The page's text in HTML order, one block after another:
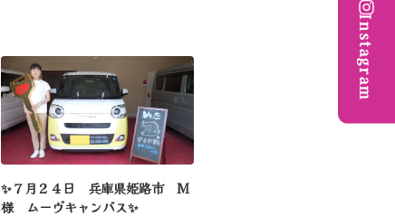
✨７月２４日 兵庫県姫路市 M
様 ムーヴキャンバス✨
Instagram